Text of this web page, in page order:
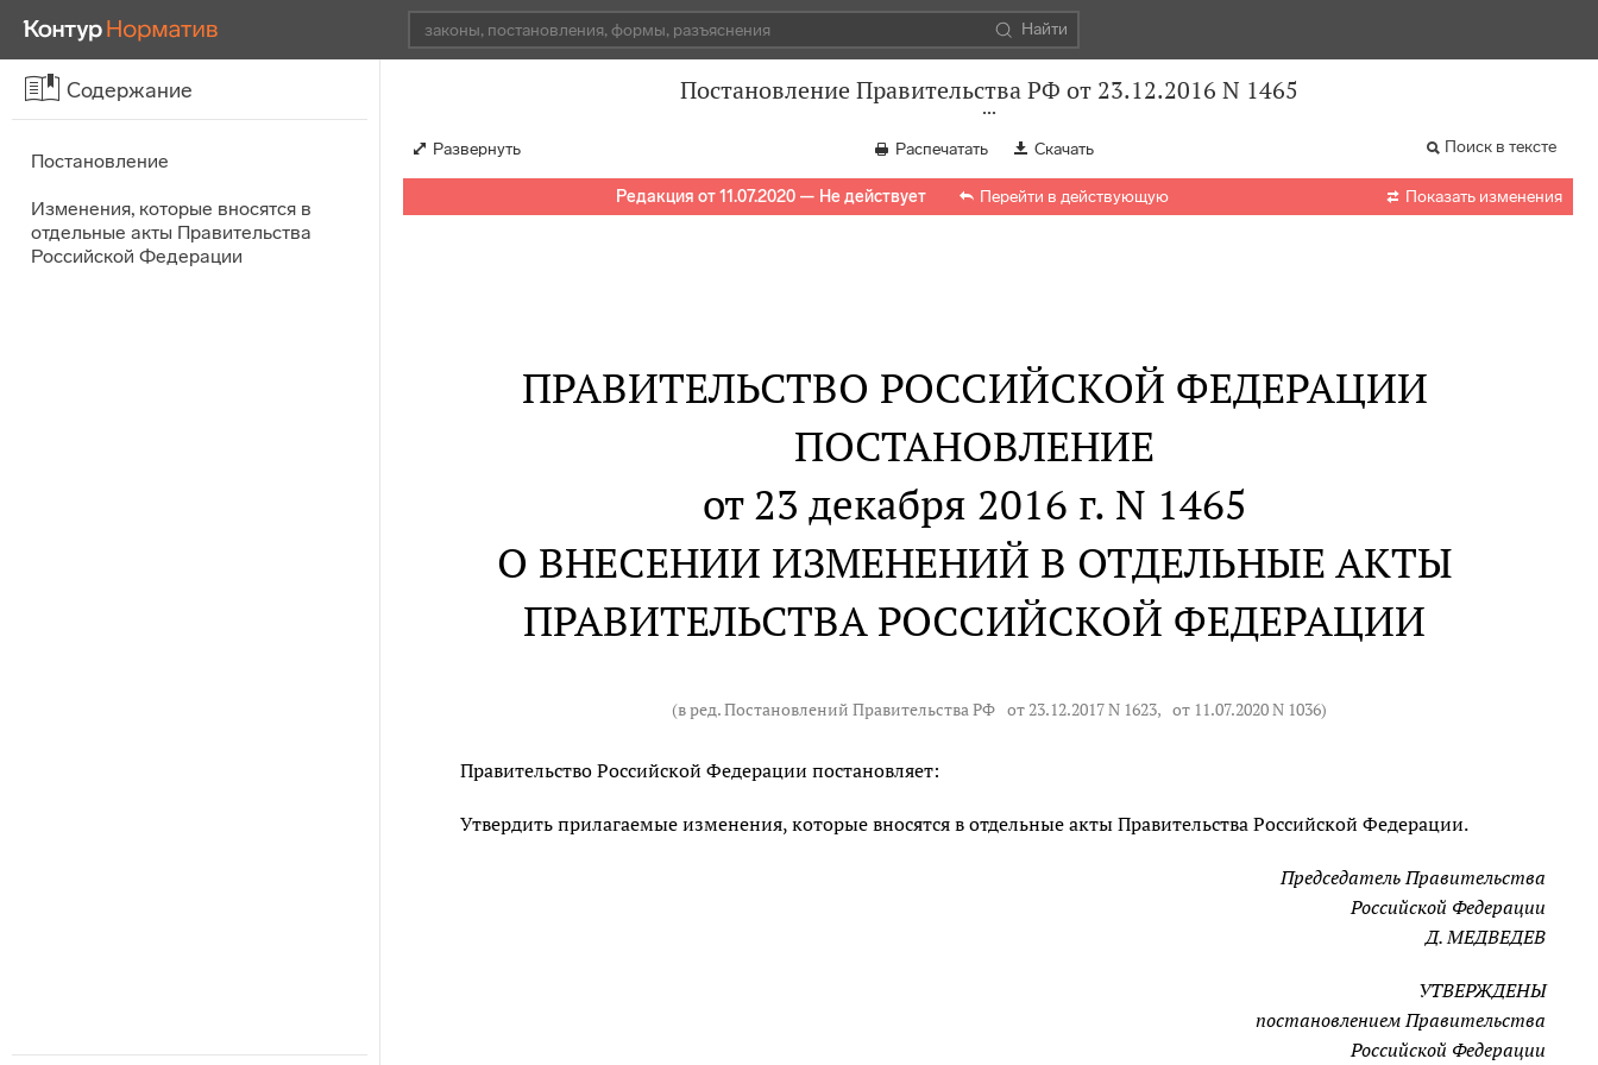
Найти
Содержание
Постановление
Изменения, которые вносятся в
отдельные акты Правительства
Российской Федерации
Постановление Правительства РФ от 23.12.2016 N 1465
Развернуть Распечатать Скачать Поиск в тексте
Редакция от 11.07.2020 — Не действует Перейти в действующую  Показать изменения
ПРАВИТЕЛЬСТВО РОССИЙСКОЙ ФЕДЕРАЦИИ
ПОСТАНОВЛЕНИЕ
от 23 декабря 2016 г. N 1465
О ВНЕСЕНИИ ИЗМЕНЕНИЙ В ОТДЕЛЬНЫЕ АКТЫ
ПРАВИТЕЛЬСТВА РОССИЙСКОЙ ФЕДЕРАЦИИ
(в ред. Постановлений Правительства РФ от 23.12.2017 N 1623, от 11.07.2020 N 1036)
Правительство Российской Федерации постановляет:
Утвердить прилагаемые изменения, которые вносятся в отдельные акты Правительства Российской Федерации.
Председатель Правительства
Российской Федерации
Д. МЕДВЕДЕВ
УТВЕРЖДЕНЫ
постановлением Правительства
Российской Федерации